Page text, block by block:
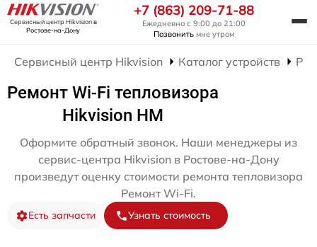
Сервисный центр Hikvisionв
Ростове-на-Дону
+7 (863) 209-71-88
Ежедневно с 9:00 до 21:00
Позвонить мне утром
Сервисный центр Hikvision Каталог устройств
Ремонт Wi-Fi тепловизора
Hikvision HM
Оформите обратный звонок. Наши менеджеры из
сервис-центра Hikvision в Ростове-на-Дону
произведут оценку стоимости ремонта тепловизора
Ремонт Wi-Fi.
Есть запчасти Узнать стоимость